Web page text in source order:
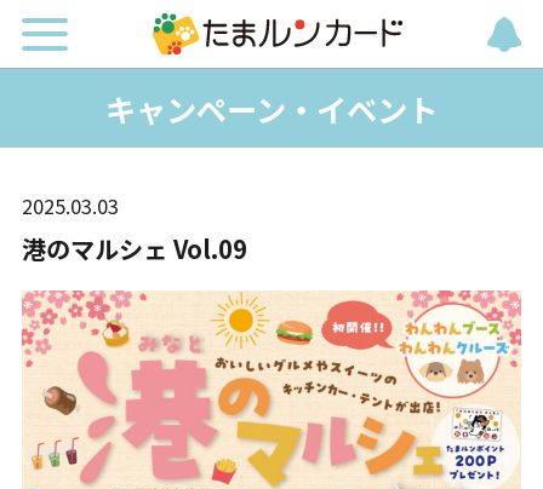
キャンペーン・イベント
2025.03.03
港のマルシェ Vol.09